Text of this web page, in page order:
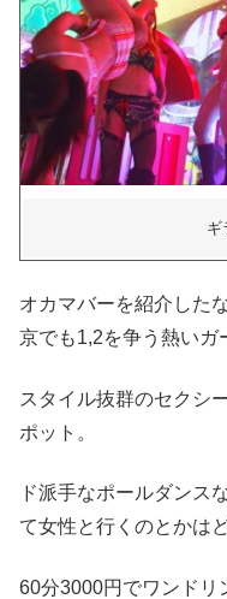
ギ
オカマバーを紹介した
京でも1,2を争う熱いガ
スタイル抜群のセクシ
ポット。
ド派手なポールダンス
て女性と行くのとかは
60分3000円でワンドリ